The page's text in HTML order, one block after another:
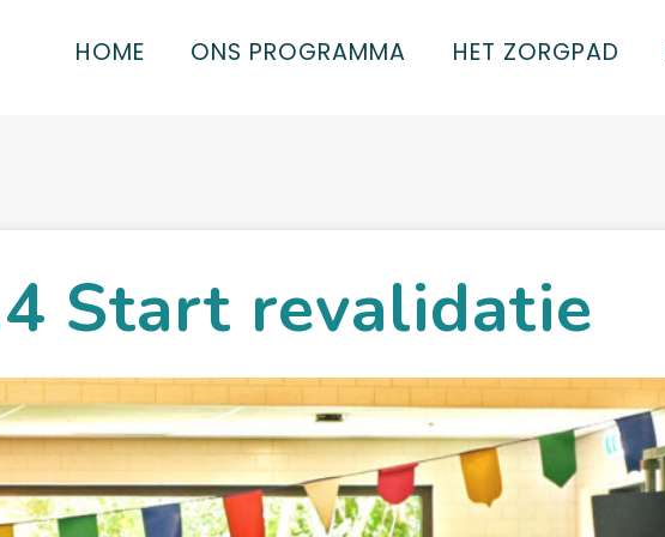
HOME ONS PROGRAMMA HET ZORGPAD
Start revalidatie